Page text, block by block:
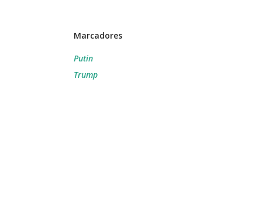
Marcadores
Putin
Trump